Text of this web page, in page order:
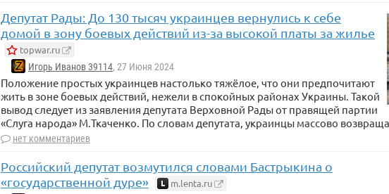
Депутат Рады: До 130 тысяч украинцев вернулись к себе
домой в зону боевых действий из-за высокой платы за жилье
topwar.ru
Игорь Иванов 39114, 27 Июня 2024
Положение простых украинцев настолько тяжёлое, что они предпочитают
жить в зоне боевых действий, нежели в спокойных районах Украины. Такой
вывод следует из заявления депутата Верховной Рады от правящей партии
«Слуга народа» М.Ткаченко. По словам депутата, украинцы массово
нет комментариев
Российский депутат возмутился словами Бастрыкина о
«государственной дуре»
m.lenta.ru